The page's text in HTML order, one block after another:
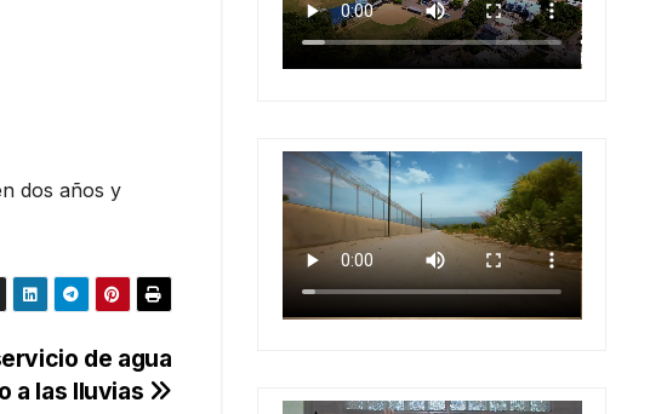
dos años y
de agua
a las lluvias